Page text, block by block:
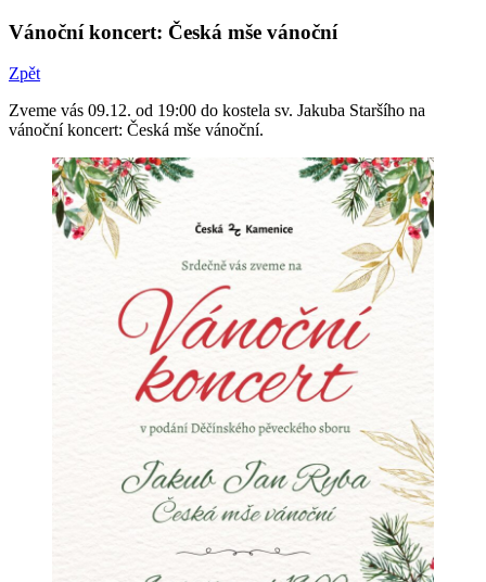
Vánoční koncert: Česká mše vánoční
Zpět
Zveme vás 09.12. od 19:00 do kostela sv. Jakuba Staršího na
vánoční koncert: Česká mše vánoční.